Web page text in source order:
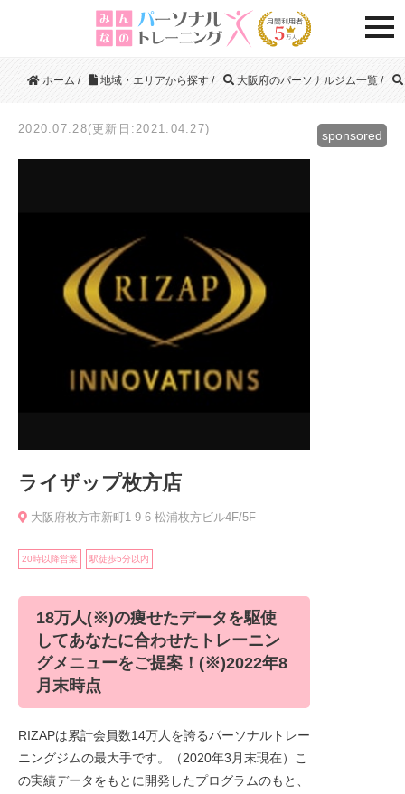
ホーム / 地域・エリアから探す / 大阪府のパーソナルジム一覧 /
sponsored
2020.07.28(更新日:2021.04.27)
ライザップ枚方店
大阪府枚方市新町1-9-6 松浦枚方ビル4F/5F
20時以降営業 駅徒歩5分以内
18万人(※)の痩せたデータを駆使
してあなたに合わせたトレーニン
グメニューをご提案！(※)2022年8
月末時点
RIZAPは累計会員数14万人を誇るパーソナルトレー
ニングジムの最大手です。（2020年3月末現在）こ
の実績データをもとに開発したプログラムのもと、